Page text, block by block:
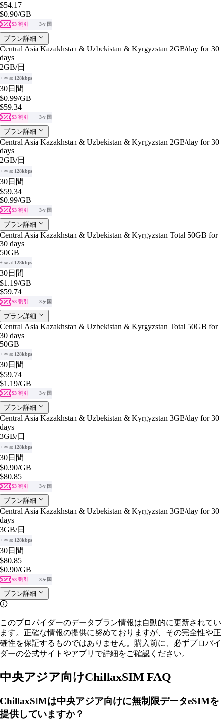
$54.17
$0.90/GB
$3 割引 3ヶ国
プラン詳細
Central Asia Kazakhstan & Uzbekistan & Kyrgyzstan 2GB/day for 30
days
2GB/日
+ ∞ at 128kbps
30日間
$0.99/GB
$59.34
$3 割引 3ヶ国
プラン詳細
Central Asia Kazakhstan & Uzbekistan & Kyrgyzstan 2GB/day for 30
days
2GB/日
+ ∞ at 128kbps
30日間
$59.34
$0.99/GB
$3 割引 3ヶ国
プラン詳細
Central Asia Kazakhstan & Uzbekistan & Kyrgyzstan Total 50GB for
30 days
50GB
+ ∞ at 128kbps
30日間
$1.19/GB
$59.74
$3 割引 3ヶ国
プラン詳細
Central Asia Kazakhstan & Uzbekistan & Kyrgyzstan Total 50GB for
30 days
50GB
+ ∞ at 128kbps
30日間
$59.74
$1.19/GB
$3 割引 3ヶ国
プラン詳細
Central Asia Kazakhstan & Uzbekistan & Kyrgyzstan 3GB/day for 30
days
3GB/日
+ ∞ at 128kbps
30日間
$0.90/GB
$80.85
$3 割引 3ヶ国
プラン詳細
Central Asia Kazakhstan & Uzbekistan & Kyrgyzstan 3GB/day for 30
days
3GB/日
+ ∞ at 128kbps
30日間
$80.85
$0.90/GB
$3 割引 3ヶ国
プラン詳細
このプロバイダーのデータプラン情報は自動的に更新されてい
ます。正確な情報の提供に努めておりますが、その完全性や正
確性を保証するものではありません。購入前に、必ずプロバイ
ダーの公式サイトやアプリで詳細をご確認ください。
中央アジア向けChillaxSIM FAQ
ChillaxSIMは中央アジア向けに無制限データeSIMを
提供していますか？